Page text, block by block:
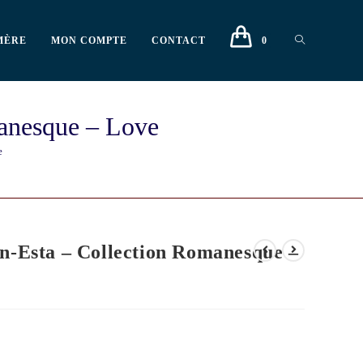
MON COMPTE CONTACT 0
– Love
Esta – Collection Romanesque –